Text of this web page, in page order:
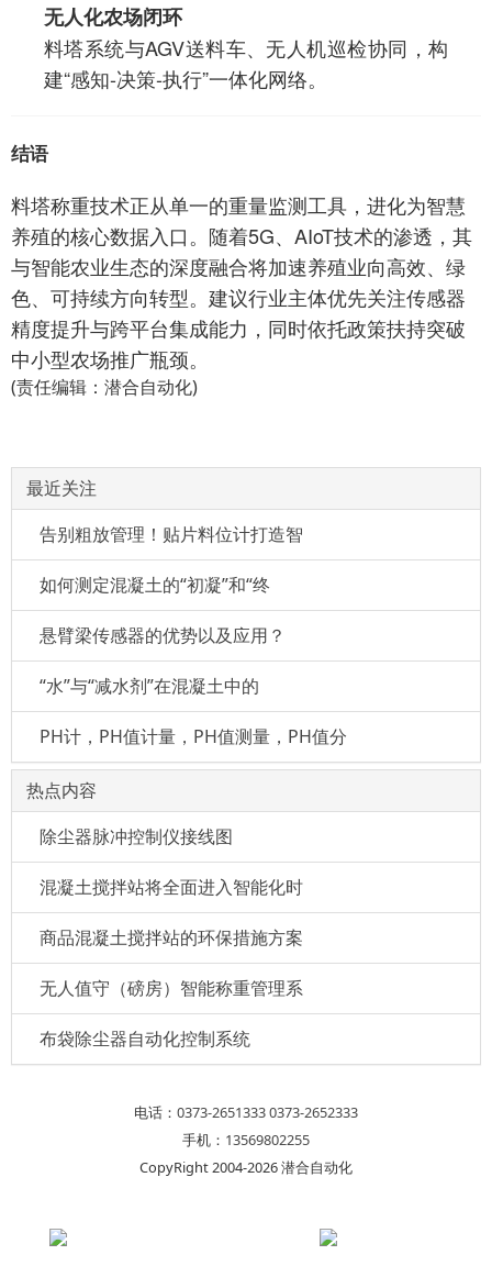
无人化农场闭环
料塔系统与AGV送料车、无人机巡检协同，构
建“感知-决策-执行”一体化网络。
结语
料塔称重技术正从单一的重量监测工具，进化为智慧
养殖的核心数据入口。随着5G、AIoT技术的渗透，其
与智能农业生态的深度融合将加速养殖业向高效、绿
色、可持续方向转型。建议行业主体优先关注传感器
精度提升与跨平台集成能力，同时依托政策扶持突破
中小型农场推广瓶颈。
(责任编辑：潜合自动化)
最近关注
告别粗放管理！贴片料位计打造智
如何测定混凝土的“初凝”和“终
悬臂梁传感器的优势以及应用？
“水”与“减水剂”在混凝土中的
PH计，PH值计量，PH值测量，PH值分
热点内容
除尘器脉冲控制仪接线图
混凝土搅拌站将全面进入智能化时
商品混凝土搅拌站的环保措施方案
无人值守（磅房）智能称重管理系
布袋除尘器自动化控制系统
电话： 0373-26513330373-2652333
手机： 13569802255
CopyRight 2004-2026 潜合自动化